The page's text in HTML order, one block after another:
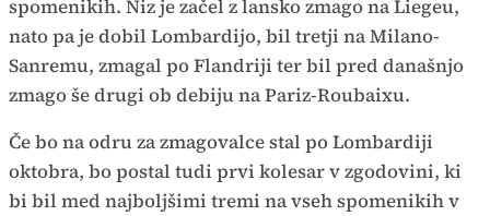
spomenikih. Niz je začel z lansko zmago na Liegeu,
nato pa je dobil Lombardijo, bil tretji na Milano-
Sanremu, zmagal po Flandriji ter bil pred današnjo
zmago še drugi ob debiju na Pariz-Roubaixu.
Če bo na odru za zmagovalce stal po Lombardiji
oktobra, bo postal tudi prvi kolesar v zgodovini, ki
bi bil med najboljšimi tremi na vseh spomenikih v